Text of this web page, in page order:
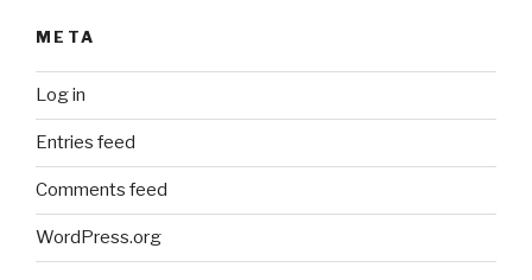
META
Log in
Entries feed
Comments feed
WordPress.org